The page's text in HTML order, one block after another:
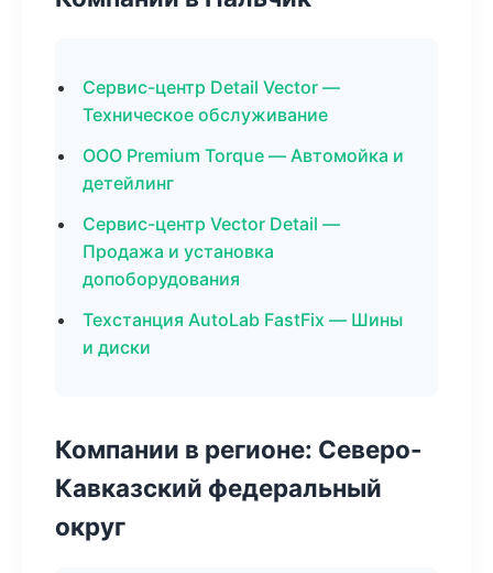
Сервис-центр Detail Vector —
Техническое обслуживание
ООО Premium Torque — Автомойка и
детейлинг
Сервис-центр Vector Detail —
Продажа и установка
допоборудования
Техстанция AutoLab FastFix — Шины
и диски
Компании в регионе: Северо-
Кавказский федеральный
округ